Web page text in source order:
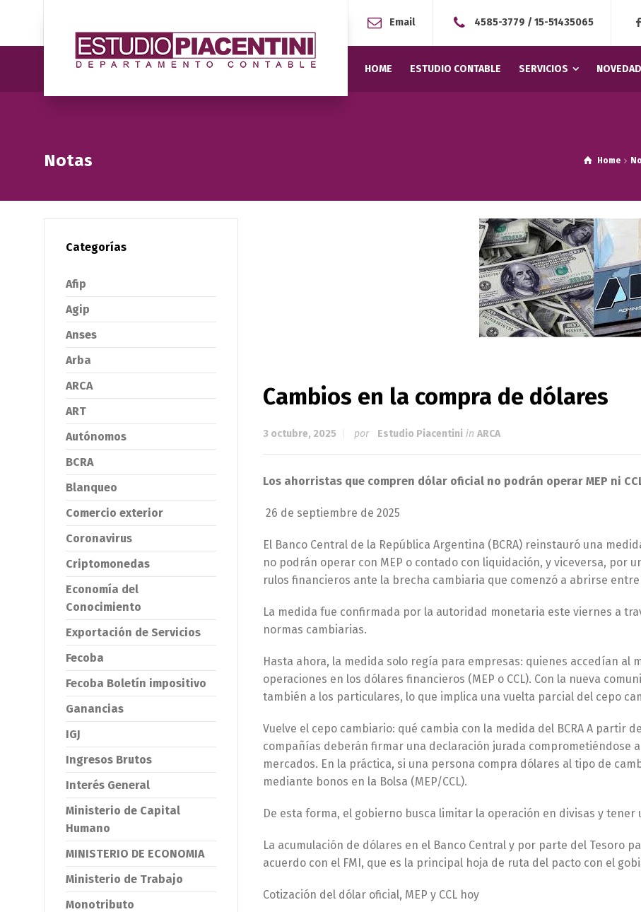
Email 4585-3779 /15-51435065
HOME ESTUDIO CONTABLE SERVICIOS
Notas Home
Cambios en la compra de dólares
3 octubre, 2025 por Estudio Piacentini in ARCA
Los ahorristas que compren dólar oficial no podrán operar MEP ni
26 de septiembre de 2025
El Banco Central de la República Argentina (BCRA) reinstauró una
no podrán operar con MEP o contado con liquidación, y viceversa, por
rulos financieros ante la brecha cambiaria que comenzó a abrirse
La medida fue confirmada por la autoridad monetaria este viernes a
normas cambiarias.
Hasta ahora, la medida solo regía para empresas: quienes accedían al
operaciones en los dólares financieros (MEP o CCL). Con la nueva
también a los particulares, lo que implica una vuelta parcial del cepo
Vuelve el cepo cambiario: qué cambia con la medida del BCRA A partir
compañías deberán firmar una declaración jurada comprometiéndose
mercados. En la práctica, si una persona compra dólares al tipo de
mediante bonos en la Bolsa (MEP/CCL).
De esta forma, el gobierno busca limitar la operación en divisas y
La acumulación de dólares en el Banco Central y por parte del Tesoro
acuerdo con el FMI, que es la principal hoja de ruta del pacto con el
Cotización del dólar oficial, MEP y CCL hoy
Categorías
Afip
Agip
Anses
Arba
ARCA
ART
Autónomos
BCRA
Blanqueo
Comercio exterior
Coronavirus
Criptomonedas
Economía del
Conocimiento
Exportación de Servicios
Fecoba
Fecoba Boletín impositivo
Ganancias
IGJ
Ingresos Brutos
Interés General
Ministerio de Capital
Humano
MINISTERIO DE ECONOMIA
Ministerio de Trabajo
Monotributo